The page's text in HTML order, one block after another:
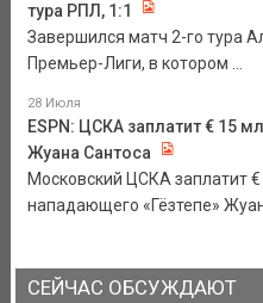
тура РПЛ, 1:1
Завершился матч 2-го тура
Премьер-Лиги, в котором ...
28 Июля
ESPN: ЦСКА заплатит € 15
Жуана Сантоса
Московский ЦСКА заплатит €
нападающего «Гёзтепе»
СЕЙЧАС ОБСУЖДАЮТ